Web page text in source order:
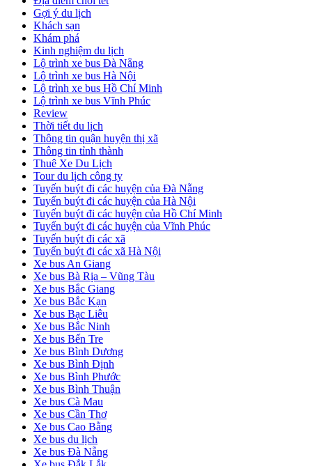
Gợi ý du lịch
Khách sạn
Khám phá
Kinh nghiệm du lịch
Lộ trình xe bus Đà Nẵng
Lộ trình xe bus Hà Nội
Lộ trình xe bus Hồ Chí Minh
Lộ trình xe bus Vĩnh Phúc
Review
Thời tiết du lịch
Thông tin quận huyện thị xã
Thông tin tỉnh thành
Thuê Xe Du Lịch
Tour du lịch công ty
Tuyến buýt đi các huyện của Đà Nẵng
Tuyến buýt đi các huyện của Hà Nội
Tuyến buýt đi các huyện của Hồ Chí Minh
Tuyến buýt đi các huyện của Vĩnh Phúc
Tuyến buýt đi các xã
Tuyến buýt đi các xã Hà Nội
Xe bus An Giang
Xe bus Bà Rịa – Vũng Tàu
Xe bus Bắc Giang
Xe bus Bắc Kạn
Xe bus Bạc Liêu
Xe bus Bắc Ninh
Xe bus Bến Tre
Xe bus Bình Dương
Xe bus Bình Định
Xe bus Bình Phước
Xe bus Bình Thuận
Xe bus Cà Mau
Xe bus Cần Thơ
Xe bus Cao Bằng
Xe bus du lịch
Xe bus Đà Nẵng